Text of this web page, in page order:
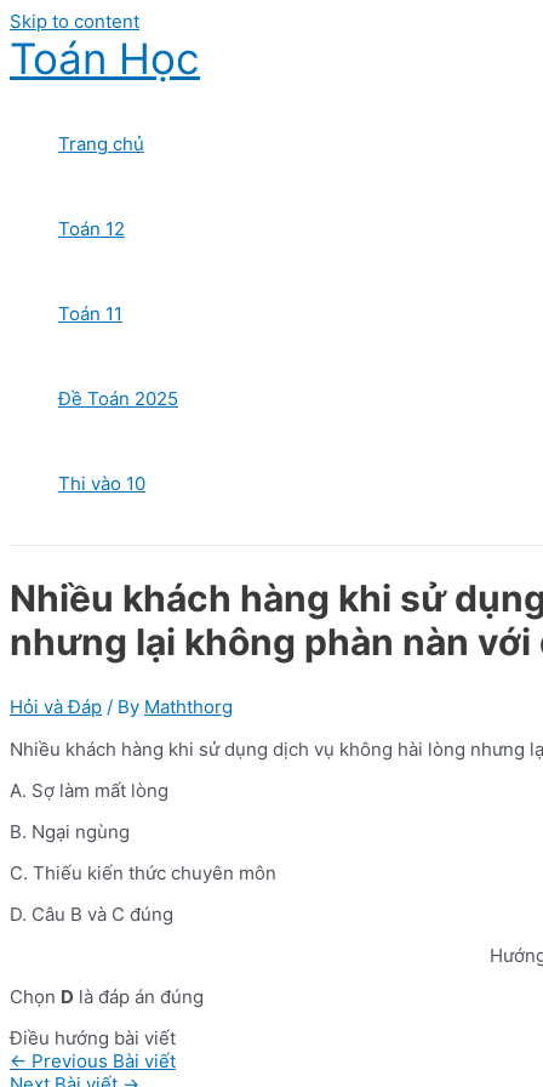
Skip to content
Toán Học
Trang chủ
Toán 12
Toán 11
Đề Toán 2025
Thi vào 10
Nhiều khách hàng khi sử
nhưng lại không phàn nàn
Hỏi và Đáp / By Maththorg
Nhiều khách hàng khi sử dụng dịch vụ không hài lòng nhưng
A. Sợ làm mất lòng
B. Ngại ngùng
C. Thiếu kiến thức chuyên môn
D. Câu B và C đúng
Chọn D là đáp án đúng
Điều hướng bài viết
← Previous Bài viết